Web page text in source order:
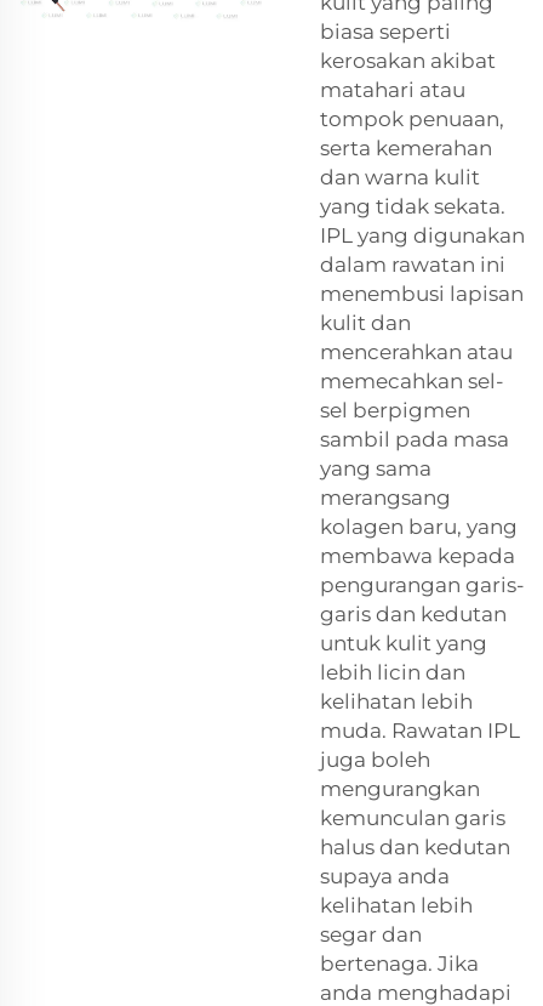
biasa seperti
kerosakan akibat
matahari atau
tompok penuaan,
serta kemerahan
dan warna kulit
yang tidak sekata.
IPL yang digunakan
dalam rawatan ini
menembusi lapisan
kulit dan
mencerahkan atau
memecahkan sel-
sel berpigmen
sambil pada masa
yang sama
merangsang
kolagen baru, yang
membawa kepada
pengurangan garis-
garis dan kedutan
untuk kulit yang
lebih licin dan
kelihatan lebih
muda. Rawatan IPL
juga boleh
mengurangkan
kemunculan garis
halus dan kedutan
supaya anda
kelihatan lebih
segar dan
bertenaga. Jika
anda menghadapi